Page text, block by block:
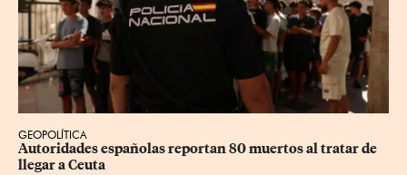
GEOPOLÍTICA
Autoridades españolas reportan 80 muertos al tratar de
llegar a Ceuta